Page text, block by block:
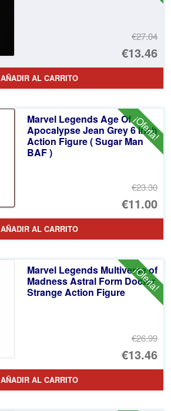
€27.04
El
€13.46
El
AÑADIR AL CARRITO
¡Oferta!
Marvel Legends Age Of
Apocalypse Jean Grey 6 Inch
Action Figure ( Sugar Man
BAF )
€23.30
El
€11.00
El
AÑADIR AL CARRITO
¡Oferta!
Marvel Legends Multiverse of
Madness Astral Form Doctor
Strange Action Figure
€26.99
El
€13.46
El
AÑADIR AL CARRITO